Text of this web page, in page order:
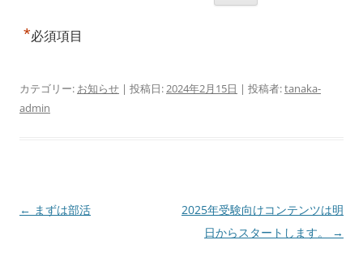
*必須項目
カテゴリー: お知らせ | 投稿日:2024年2月15日 | 投稿者:tanaka-
admin
投
← まずは部活
2025年受験向けコンテンツは明
日からスタートします。
→